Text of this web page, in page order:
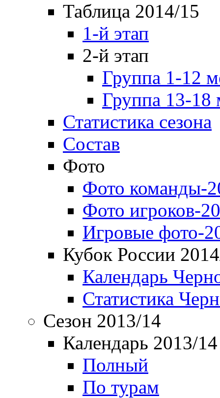
Таблица 2014/15
1-й этап
2-й этап
Группа 1-12
Группа 13-18
Статистика сезона
Состав
Фото
Фото команды-
Фото игроков-
Игровые фото-
Кубок России
Календарь
Статистика
Сезон 2013/14
Календарь 2013/14
Полный
По турам